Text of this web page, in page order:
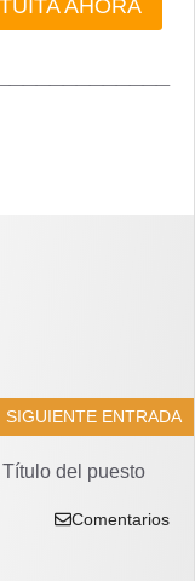
AHORA
SIGUIENTE ENTRADA
Título del puesto
Comentarios